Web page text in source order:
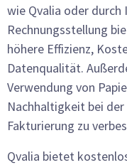
wie Qvalia oder
Rechnungsstellung
höhere Effizienz,
Datenqualität.
Verwendung von
Nachhaltigkeit bei
Fakturierung zu
Qvalia bietet